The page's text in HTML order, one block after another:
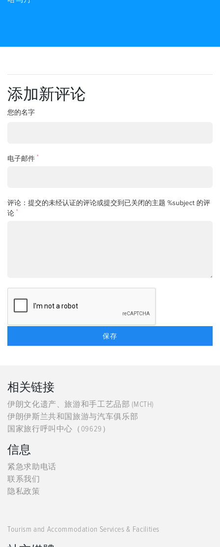
添加新评论
您的名字
电子邮件 *
评论：提交的未经认证的评论或提交到已关闭的主题 %subject 的评
论 *
相关链接
伊朗文化遗产、旅游和手工艺品部 (MCTH)
伊朗伊斯兰共和国旅游与汽车俱乐部
国家旅行呼叫中心（09629）
信息
紧急求助电话
联系我们
隐私政策
Tourism and Accommodation Services & Facilities